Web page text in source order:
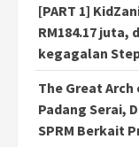
[PART 1]
RM184.17
kegagalan
The Great
Padang Serai,
SPRM Berkait